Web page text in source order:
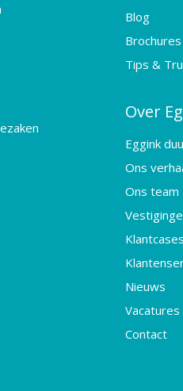
Blog
Brochures
Tips &
Over
Eggink
Ons
Ons team
Klantcases
Nieuws
Vacatures
Contact